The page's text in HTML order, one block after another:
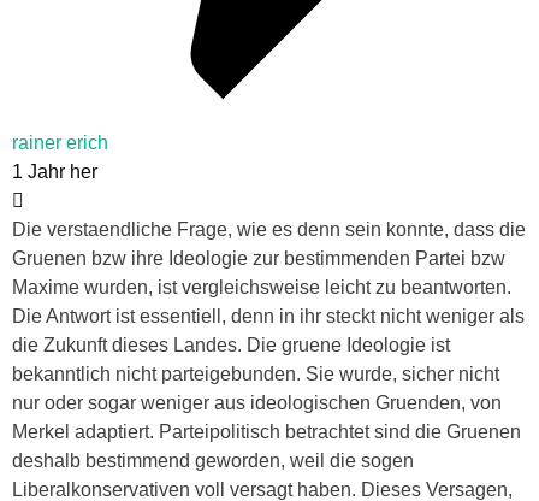
rainer erich
1 Jahr her
Die verstaendliche Frage, wie es denn sein konnte, dass die
Gruenen bzw ihre Ideologie zur bestimmenden Partei bzw
Maxime wurden, ist vergleichsweise leicht zu beantworten.
Die Antwort ist essentiell, denn in ihr steckt nicht weniger als
die Zukunft dieses Landes. Die gruene Ideologie ist
bekanntlich nicht parteigebunden. Sie wurde, sicher nicht
nur oder sogar weniger aus ideologischen Gruenden, von
Merkel adaptiert. Parteipolitisch betrachtet sind die Gruenen
deshalb bestimmend geworden, weil die sogen
Liberalkonservativen voll versagt haben. Dieses Versagen,